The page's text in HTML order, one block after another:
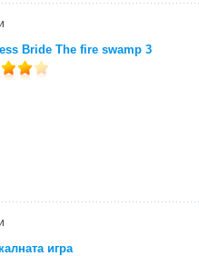
Bride The fire swamp 3
игра